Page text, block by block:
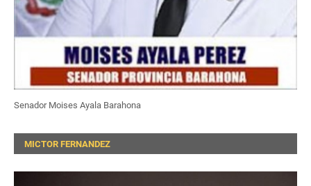
Senador Moises Ayala Barahona
MICTOR FERNANDEZ